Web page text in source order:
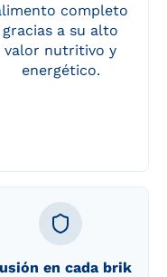
completo
gracias a su alto
valor nutritivo y
energético.
en cada brik